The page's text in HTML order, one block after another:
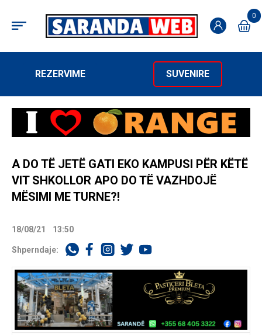
0
REZERVIME SUVENIRE
A DO TË JETË GATI EKO KAMPUSI PËR KËTË
VIT SHKOLLOR APO DO TË VAZHDOJË
MËSIMI ME TURNE?!
18/08/21 13:50
Shperndaje: